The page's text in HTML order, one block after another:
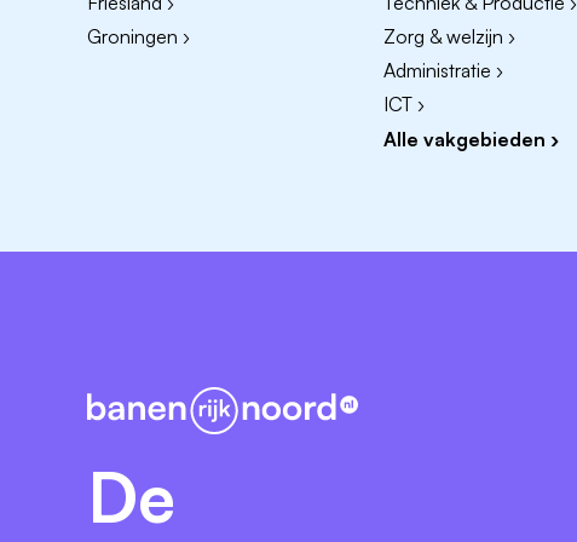
Groningen ›
Zorg & welzijn ›
Administratie ›
ICT ›
Alle vakgebieden ›
De